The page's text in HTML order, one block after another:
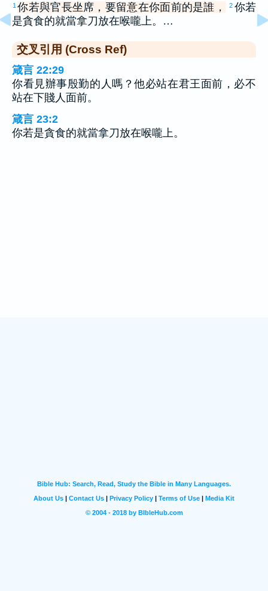
1 你若與官長坐席，要留意在你面前的是誰， 2 你若
是貪食的就當拿刀放在喉嚨上。…
交叉引用 (Cross Ref)
箴言 22:29
你看見辦事殷勤的人嗎？他必站在君王面前，必不
站在下賤人面前。
箴言 23:2
你若是貪食的就當拿刀放在喉嚨上。